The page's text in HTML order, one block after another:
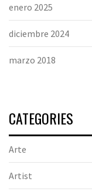
enero 2025
diciembre 2024
marzo 2018
CATEGORIES
Arte
Artist